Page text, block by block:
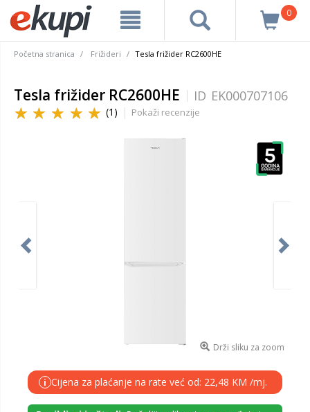
0
Početna stranica Frižideri Tesla frižider RC2600HE
Tesla frižider RC2600HE ID EK000707106
(1) Pokaži recenzije
Drži sliku za zoom
i Cijena za plaćanje na rate već od: 22,48 KM /mj.